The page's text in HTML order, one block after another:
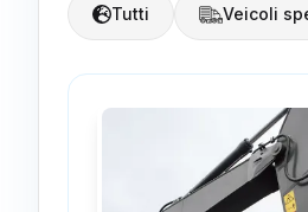
Tutti Veicoli